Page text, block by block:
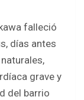
falleció
días antes
grave y
del barrio